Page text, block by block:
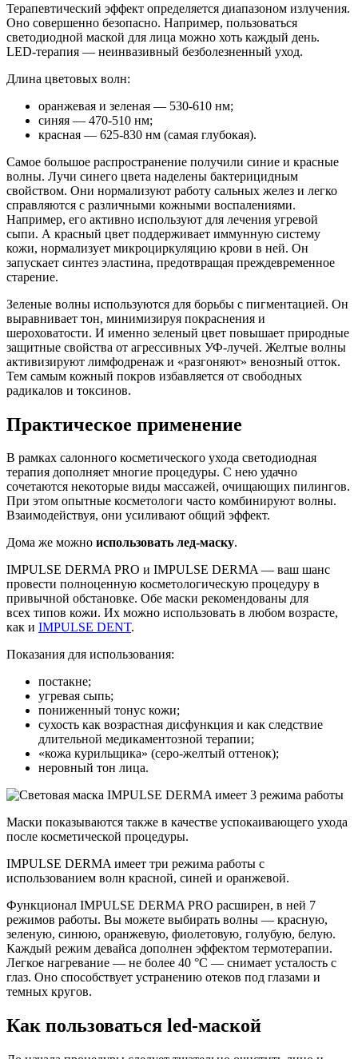
Терапевтический эффект определяется диапазоном излучения.
Оно совершенно безопасно. Например, пользоваться
светодиодной маской для лица можно хоть каждый день.
LED-терапия — неинвазивный безболезненный уход.
Длина цветовых волн:
оранжевая и зеленая — 530-610 нм;
синяя — 470-510 нм;
красная — 625-830 нм (самая глубокая).
Самое большое распространение получили синие и красные
волны. Лучи синего цвета наделены бактерицидным
свойством. Они нормализуют работу сальных желез и легко
справляются с различными кожными воспалениями.
Например, его активно используют для лечения угревой
сыпи. А красный цвет поддерживает иммунную систему
кожи, нормализует микроциркуляцию крови в ней. Он
запускает синтез эластина, предотвращая преждевременное
старение.
Зеленые волны используются для борьбы с пигментацией. Он
выравнивает тон, минимизируя покраснения и
шероховатости. И именно зеленый цвет повышает природные
защитные свойства от агрессивных УФ-лучей. Желтые волны
активизируют лимфодренаж и «разгоняют» венозный отток.
Тем самым кожный покров избавляется от свободных
радикалов и токсинов.
Практическое применение
В рамках салонного косметического ухода светодиодная
терапия дополняет многие процедуры. С нею удачно
сочетаются некоторые виды массажей, очищающих пилингов.
При этом опытные косметологи часто комбинируют волны.
Взаимодействуя, они усиливают общий эффект.
Дома же можно использовать лед-маску.
IMPULSE DERMA PRO и IMPULSE DERMA — ваш шанс
провести полноценную косметологическую процедуру в
привычной обстановке. Обе маски рекомендованы для
всех типов кожи. Их можно использовать в любом возрасте,
как и IMPULSE DENT.
Показания для использования:
постакне;
угревая сыпь;
пониженный тонус кожи;
сухость как возрастная дисфункция и как следствие
длительной медикаментозной терапии;
«кожа курильщика» (серо-желтый оттенок);
неровный тон лица.
Маски показываются также в качестве успокаивающего ухода
после косметической процедуры.
IMPULSE DERMA имеет три режима работы с
использованием волн красной, синей и оранжевой.
Функционал IMPULSE DERMA PRO расширен, в ней 7
режимов работы. Вы можете выбирать волны — красную,
зеленую, синюю, оранжевую, фиолетовую, голубую, белую.
Каждый режим девайса дополнен эффектом термотерапии.
Легкое нагревание — не более 40 °C — снимает усталость с
глаз. Оно способствует устранению отеков под глазами и
темных кругов.
Как пользоваться led-маской